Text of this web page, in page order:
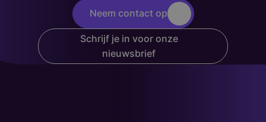
Neem contact op
Schrijf je in voor onze
nieuwsbrief